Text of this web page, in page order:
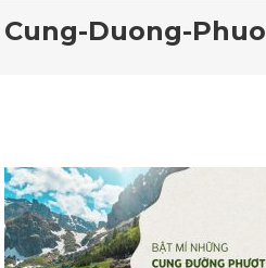
Cung-Duong-